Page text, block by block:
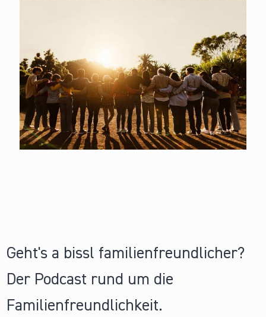
Geht's a bissl familienfreundlicher?
Der Podcast rund um die
Familienfreundlichkeit.